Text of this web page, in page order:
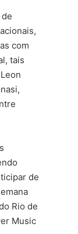
com
tais
de
Rio de
Music